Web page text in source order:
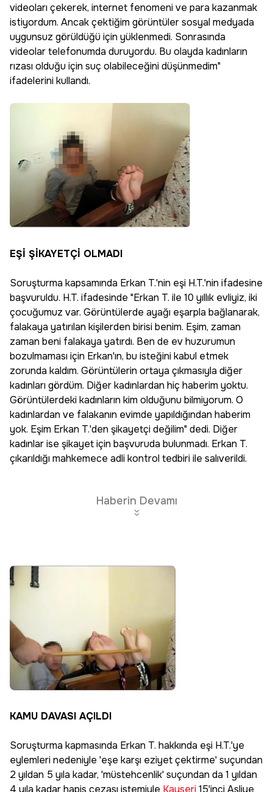
videoları çekerek, internet fenomeni ve para kazanmak
istiyordum. Ancak çektiğim görüntüler sosyal medyada
uygunsuz görüldüğü için yüklenmedi. Sonrasında
videolar telefonumda duruyordu. Bu olayda kadınların
rızası olduğu için suç olabileceğini düşünmedim"
ifadelerini kullandı.
EŞİ ŞİKAYETÇİ OLMADI
Soruşturma kapsamında Erkan T.'nin eşi H.T.'nin ifadesine
başvuruldu. H.T. ifadesinde "Erkan T. ile 10 yıllık evliyiz, iki
çocuğumuz var. Görüntülerde ayağı eşarpla bağlanarak,
falakaya yatırılan kişilerden birisi benim. Eşim, zaman
zaman beni falakaya yatırdı. Ben de ev huzurumun
bozulmaması için Erkan'ın, bu isteğini kabul etmek
zorunda kaldım. Görüntülerin ortaya çıkmasıyla diğer
kadınları gördüm. Diğer kadınlardan hiç haberim yoktu.
Görüntülerdeki kadınların kim olduğunu bilmiyorum. O
kadınlardan ve falakanın evimde yapıldığından haberim
yok. Eşim Erkan T.'den şikayetçi değilim" dedi. Diğer
kadınlar ise şikayet için başvuruda bulunmadı. Erkan T.
çıkarıldığı mahkemece adli kontrol tedbiri ile salıverildi.
Haberin Devamı
KAMU DAVASI AÇILDI
Soruşturma kapmasında Erkan T. hakkında eşi H.T.'ye
eylemleri nedeniyle 'eşe karşı eziyet çektirme' suçundan
2 yıldan 5 yıla kadar, 'müstehcenlik' suçundan da 1 yıldan
4 yıla kadar hapis cezası istemiyle Kayseri15'inci Asliye